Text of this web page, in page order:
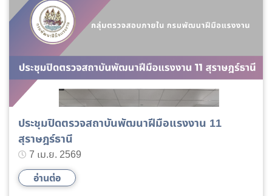
ประชุมปิดตรวจสถาบันพัฒนาฝีมือแรงงาน 11
สุราษฎร์ธานี
7 เม.ย. 2569
อ่านต่อ